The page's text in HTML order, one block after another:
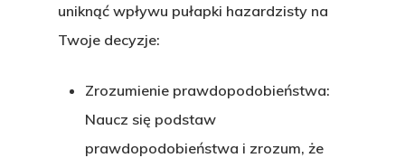
uniknąć wpływu pułapki hazardzisty na
Twoje decyzje:
Zrozumienie prawdopodobieństwa:
Naucz się podstaw
prawdopodobieństwa i zrozum, że